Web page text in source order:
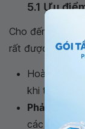
5.1 Ưu
Cho đến nay,
rất được ưa
Hoàn toàn
khi thực
Phản hồi
các nhu cầu